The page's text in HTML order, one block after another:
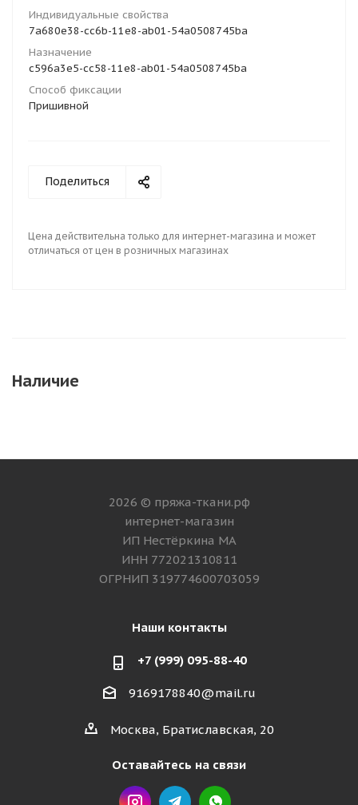
Индивидуальные свойства
7a680e38-cc6b-11e8-ab01-54a0508745ba
Назначение
c596a3e5-cc58-11e8-ab01-54a0508745ba
Способ фиксации
Пришивной
Поделиться
Цена действительна только для интернет-магазина и может
отличаться от цен в розничных магазинах
Наличие
2026 © пряжа-ткани.рф
интернет-магазин
ИП Нестёркина МА
ИНН 772021310811
ОГРНИП 319774600703059
Наши контакты
+7 (999) 095-88-40
9169178840@mail.ru
Москва, Братиславская, 20
Оставайтесь на связи